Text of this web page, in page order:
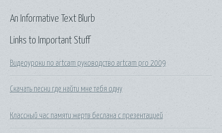
Links to Important Stuff
Видеоуроки по artcam руководство artcam pro 2009
Скачать песни где найти мне тебя одну
Классный час памяти жертв беслана с презентацией
An Informative Text Blurb